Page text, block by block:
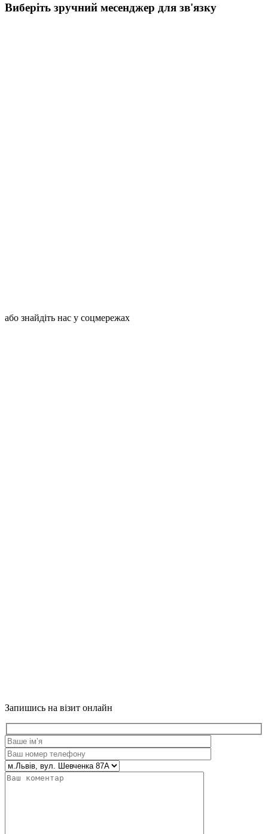
Виберіть зручний месенджер для зв'язку
або знайдіть нас у соцмережах
Запишись на візит онлайн